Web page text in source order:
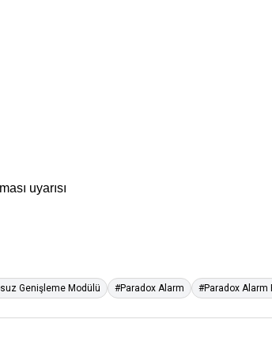
uyarısı
Genişleme Modülü #Paradox Alarm #Paradox Alarm